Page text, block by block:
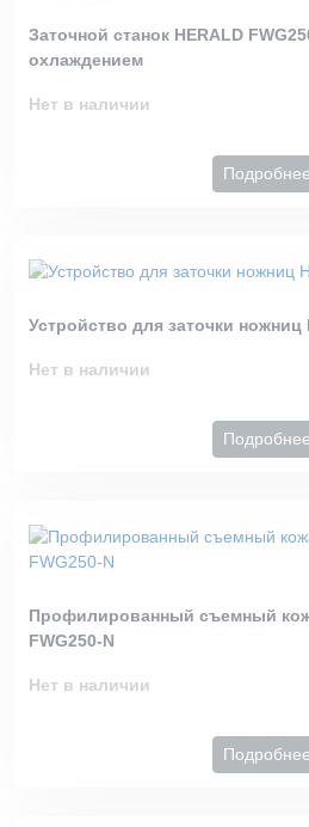
Заточной станок HERALD
охлаждением
Нет в наличии
Подробнее
Устройство для заточки ножниц
Нет в наличии
Подробнее
Профилированный съемный
FWG250-N
Нет в наличии
Подробнее